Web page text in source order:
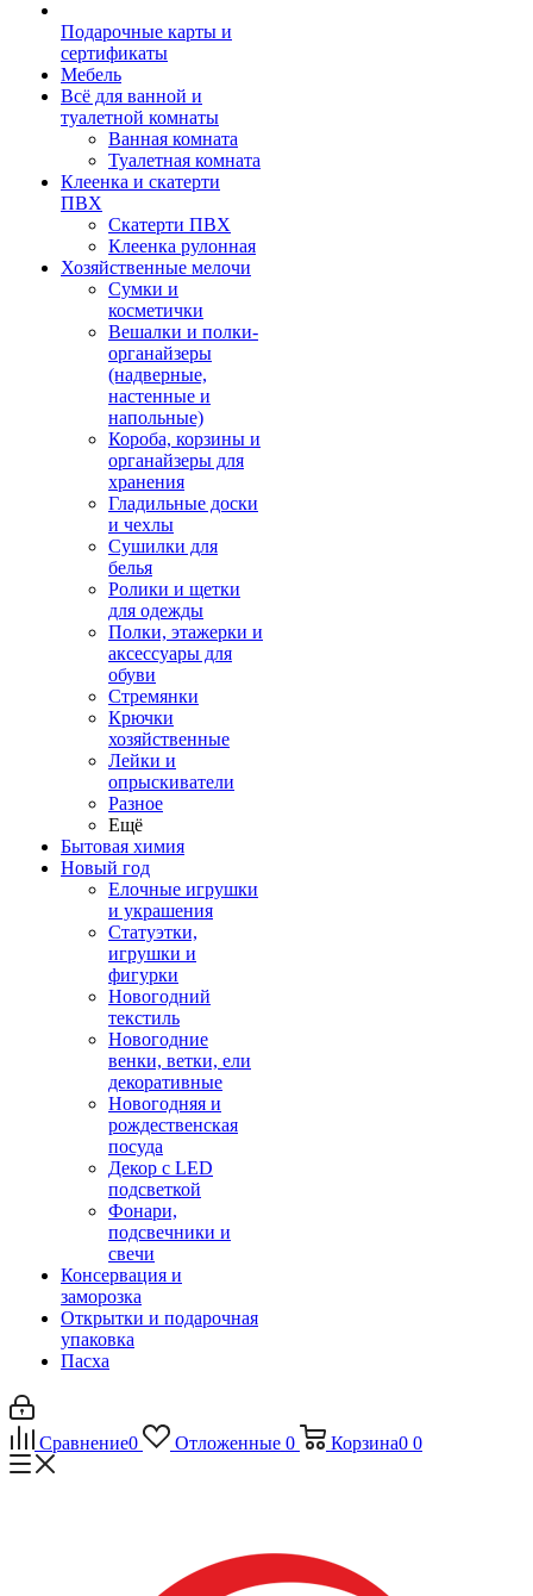
Подарочные карты и
сертификаты
Мебель
Всё для ванной и
туалетной комнаты
Ванная комната
Туалетная комната
Клеенка и скатерти
ПВХ
Скатерти ПВХ
Клеенка рулонная
Хозяйственные мелочи
Сумки и
косметички
Вешалки и полки-
органайзеры
(надверные,
настенные и
напольные)
Короба, корзины и
органайзеры для
хранения
Гладильные доски
и чехлы
Сушилки для
белья
Ролики и щетки
для одежды
Полки, этажерки и
аксессуары для
обуви
Стремянки
Крючки
хозяйственные
Лейки и
опрыскиватели
Разное
Ещё
Бытовая химия
Новый год
Елочные игрушки
и украшения
Статуэтки,
игрушки и
фигурки
Новогодний
текстиль
Новогодние
венки, ветки, ели
декоративные
Новогодняя и
рождественская
посуда
Декор с LED
подсветкой
Фонари,
подсвечники и
свечи
Консервация и
заморозка
Открытки и подарочная
упаковка
Пасха
Сравнение0 Отложенные 0 Корзина0 0